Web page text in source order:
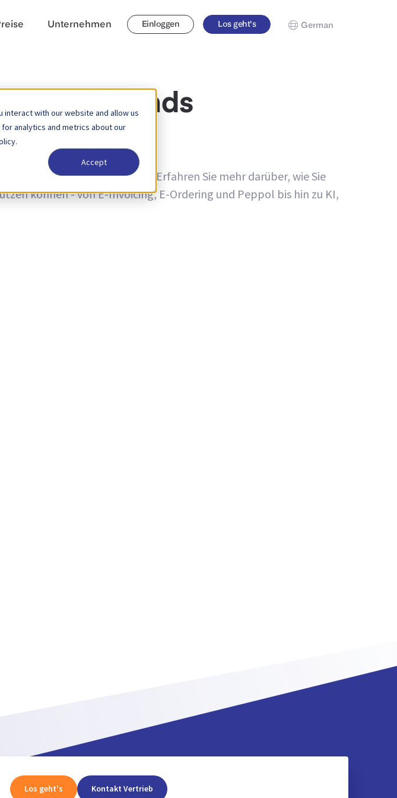
with our website and allow us
analytics and metrics about our
Accept
Unternehmen Einloggen Los geht's German
und Trends
zu Produktaktualisierungen. Erfahren Sie mehr darüber, wie Sie
können - von E-Invoicing, E-Ordering und Peppol bis hin zu KI,
Los geht's Kontakt Vertrieb